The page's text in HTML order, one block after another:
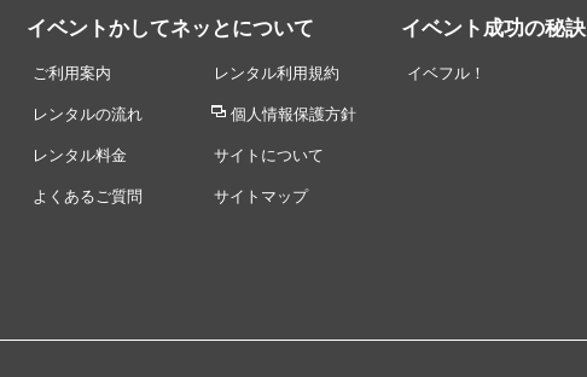
イベントかしてネッとについて
ご利用案内
レンタルの流れ
レンタル料金
よくあるご質問
レンタル利用規約
個人情報保護方針
サイトについて
サイトマップ
イベント成功の秘訣
イベフル！